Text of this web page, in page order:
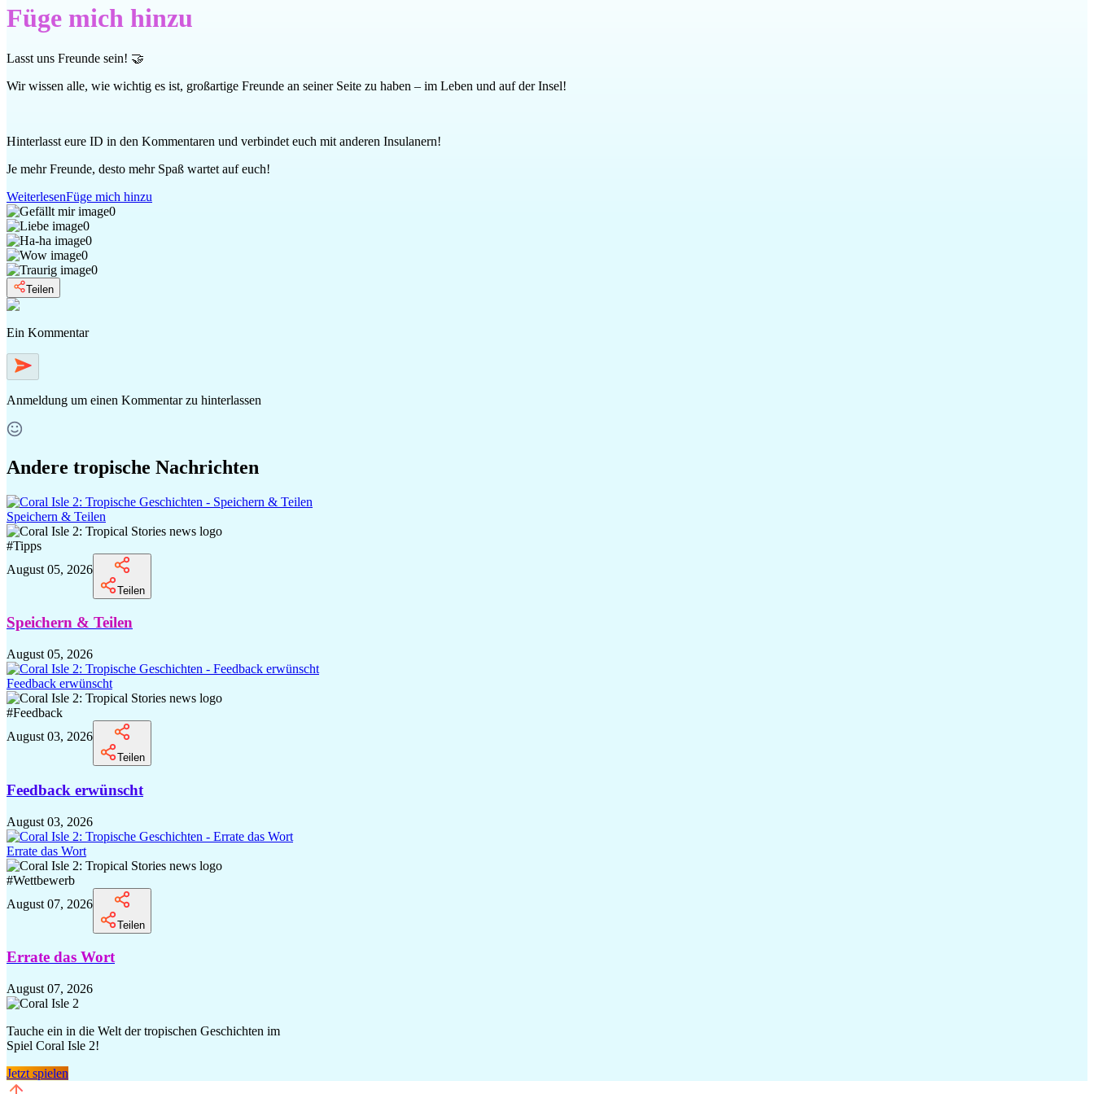
Füge mich hinzu
Lasst uns Freunde sein! 🤝
Wir wissen alle, wie wichtig es ist, großartige Freunde an seiner Seite zu haben – im Leben und auf der Insel!
Hinterlasst eure ID in den Kommentaren und verbindet euch mit anderen Insulanern!
Je mehr Freunde, desto mehr Spaß wartet auf euch!
WeiterlesenFüge mich hinzu
0
0
0
0
0
Teilen
Ein Kommentar
Anmeldung um einen Kommentar zu hinterlassen
Andere tropische Nachrichten
Speichern & Teilen
#Tipps
August 05, 2026
Teilen
Speichern & Teilen
August 05, 2026
Feedback erwünscht
#Feedback
August 03, 2026
Teilen
Feedback erwünscht
August 03, 2026
Errate das Wort
#Wettbewerb
August 07, 2026
Teilen
Errate das Wort
August 07, 2026
Tauche ein in die Welt der tropischen Geschichten im
Spiel Coral Isle 2!
Jetzt spielen